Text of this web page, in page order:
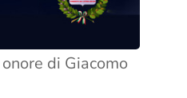
di Giacomo